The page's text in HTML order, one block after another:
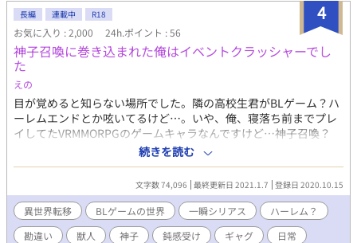
まぁはフレーバー程度にほんのりと。結婚前後の後半エロ入って
きます。 ********************* * ATTENTION *
********************* *オリジンとか、第●世代とか、シリーズ
中の独自設定が出ます。わからない設定は随時更新する【ネタバ
レ含む裏設定と登場人物紹介】を見てください。 *タグを良くご
確認下さい。苦手な方はご遠慮ください。多忙のためコメントの
お返事はしません。 *予告なくエロ入るかも知れません。 *毎日12
時更新。
4
長編 連載中 R18
お気に入り : 2,000 24h.ポイント : 56
神子召喚に巻き込まれた俺はイベントクラッシャーでし
た
えの
目が覚めると知らない場所でした。隣の高校生君がBLゲーム？ハ
ーレムエンドとか呟いてるけど…。いや、俺、寝落ち前までプレ
イしてたVRMMORPGのゲームキャラなんですけど…神子召喚？
俺、巻き込まれた感じですか？脇役ですか？相場はモブレとか…
奴隷落ちとか…絶対無理!!全力で逃げさせていただきます!! ＊キ
ーワードは都度更新していきます。
続きを読む
文字数 74,096 最終更新日 2021.1.7 登録日 2020.10.15
異世界転移 BLゲームの世界 一瞬シリアス
ハーレム？
勘違い
獣人 神子 鈍感受け ギャグ 日常